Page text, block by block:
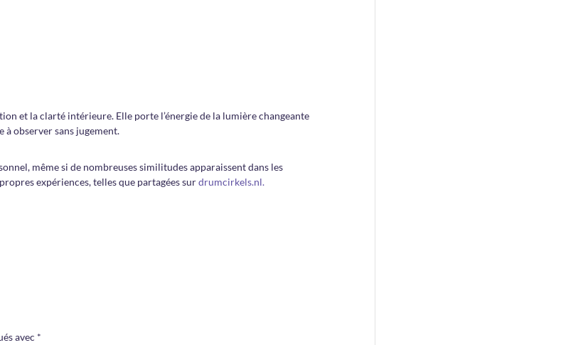
et la clarté intérieure. Elle porte l’énergie de la lumière changeante
à observer sans jugement.
même si de nombreuses similitudes apparaissent dans les
expériences, telles que partagées surdrumcirkels.nl.
avec *